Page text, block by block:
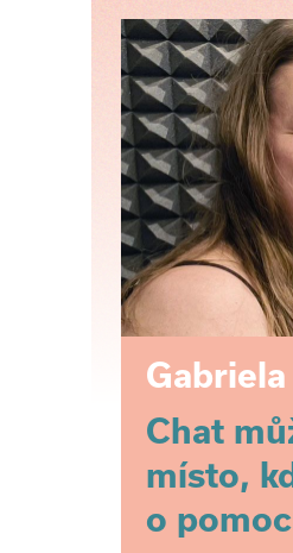
Chat
místo,
o pomoc